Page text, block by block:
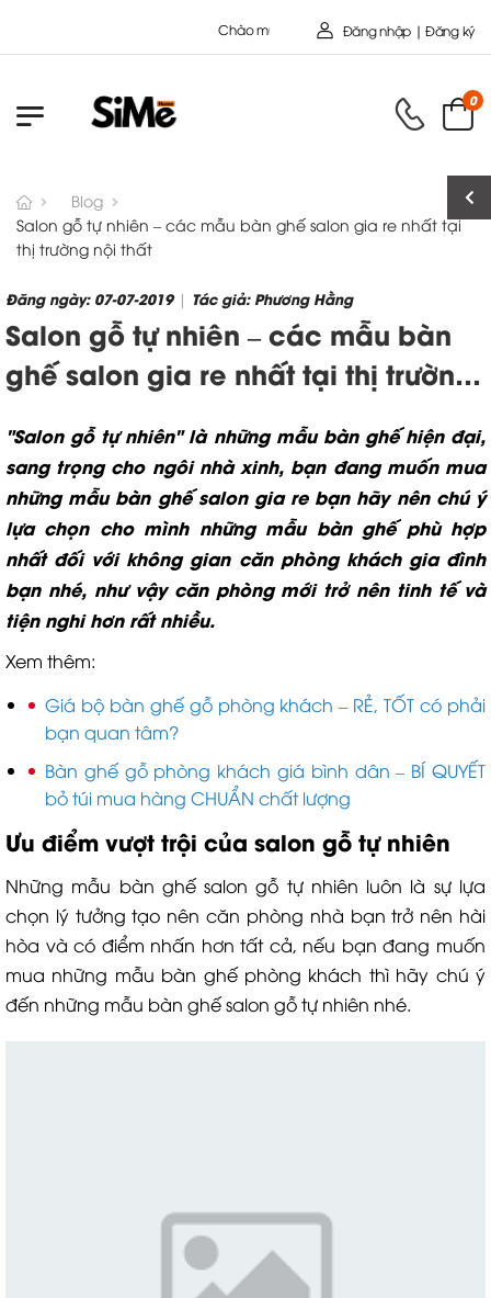
Chào mừng bạn đến với Nội Thất Toàn Cầu - Công ty cổ
Đăng nhập | Đăng ký
0
Blog
Salon gỗ tự nhiên – các mẫu bàn ghế salon gia re nhất tại
thị trường nội thất
Đăng ngày: 07-07-2019| Tác giả: Phương Hằng
Salon gỗ tự nhiên – các mẫu bàn
ghế salon gia re nhất tại thị trường
"Salon gỗ tự nhiên" là những mẫu bàn ghế hiện đại,
sang trọng cho ngôi nhà xinh, bạn đang muốn mua
những mẫu bàn ghế salon gia re bạn hãy nên chú ý
lựa chọn cho mình những mẫu bàn ghế phù hợp
nhất đối với không gian căn phòng khách gia đình
bạn nhé, như vậy căn phòng mới trở nên tinh tế và
tiện nghi hơn rất nhiều.
Xem thêm:
Giá bộ bàn ghế gỗ phòng khách – RẺ, TỐT có phải
bạn quan tâm?
Bàn ghế gỗ phòng khách giá bình dân – BÍ QUYẾT
bỏ túi mua hàng CHUẨN chất lượng
Ưu điểm vượt trội của salon gỗ tự nhiên
Những mẫu bàn ghế salon gỗ tự nhiên luôn là sự lựa
chọn lý tưởng tạo nên căn phòng nhà bạn trở nên hài
hòa và có điểm nhấn hơn tất cả, nếu bạn đang muốn
mua những mẫu bàn ghế phòng khách thì hãy chú ý
đến những mẫu bàn ghế salon gỗ tự nhiên nhé.